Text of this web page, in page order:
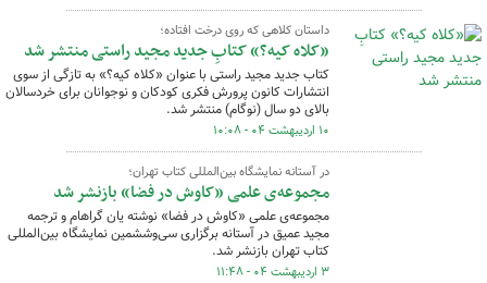
داستان کلاهی که روی درخت افتاده؛
«کلاه کیه؟» کتابِ جدید مجید راستی منتشر شد
کتاب جدید مجید راستی با عنوان «کلاه کیه؟» به تازگی از سوی
انتشارات کانون پرورش فکری کودکان و نوجوانان برای خردسالان
بالای دو سال (نوگام) منتشر شد.
۱۰ اردیبهشت ۰۴ - ۱۰:۰۸
در آستانه نمایشگاه بین‌المللی کتاب تهران؛
مجموعه‌ی علمی «کاوش در فضا» بازنشر شد
مجموعه‌ی علمی «کاوش در فضا» نوشته یان گراهام و ترجمه
مجید عمیق در آستانه برگزاری سی‌وششمین نمایشگاه بین‌المللی
کتاب تهران بازنشر شد.
۳ اردیبهشت ۰۴ - ۱۱:۴۸